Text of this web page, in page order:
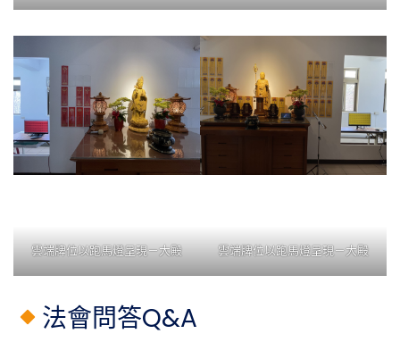
雲端牌位以跑馬燈呈現－大殿 雲端牌位以跑馬燈呈現－大殿
法會問答Q&A